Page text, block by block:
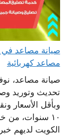
مصاعد كهربائية
صيانة مصاعد،
تحديث وتوريد
وبأقل الأسعار
١٠ سنوات،
الكويت لديهم